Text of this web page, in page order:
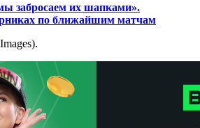
забросаем их шапками».
по ближайшим матчам